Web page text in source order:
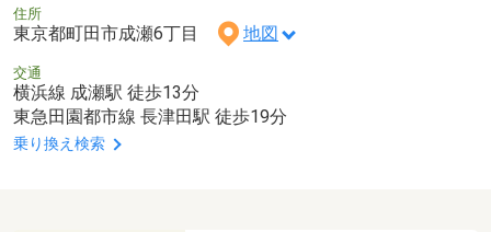
住所
東京都町田市成瀬6丁目 地図
交通
横浜線 成瀬駅 徒歩13分
東急田園都市線 長津田駅 徒歩19分
乗り換え検索